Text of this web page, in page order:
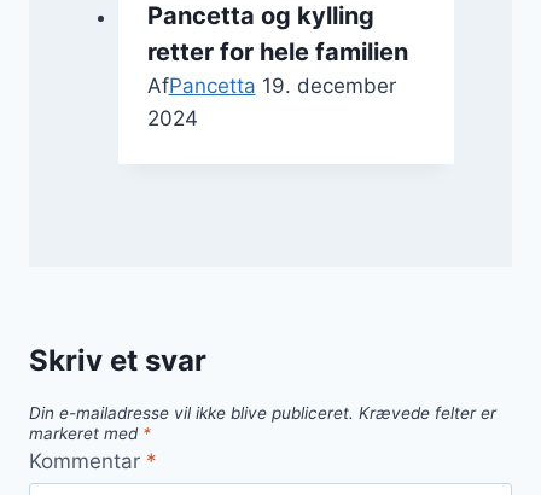
Pancetta og kylling
retter for hele familien
AfPancetta 19. december
2024
Skriv et svar
Din e-mailadresse vil ikke blive publiceret. Krævede felter er
markeret med *
Kommentar *